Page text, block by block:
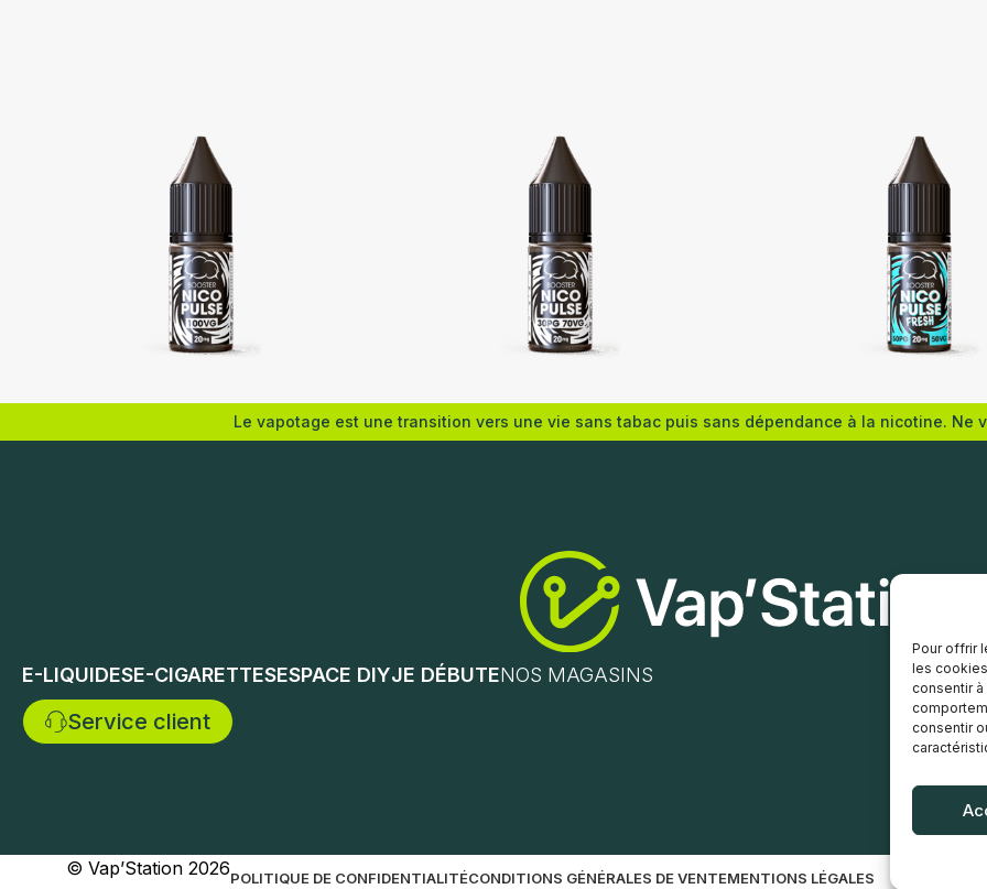
Pour offrir
les
consentir
consentir
Le vapotage est une transition vers une vie sans tabac puis sans dépendance à la nicotine. Ne
E-LIQUIDESE-CIGARETTESESPACE DIYJE DÉBUTENOS MAGASINS
Service client
© Vap’Station 2026POLITIQUE DE CONFIDENTIALITÉCONDITIONS GÉNÉRALES DE VENTEMENTIONS LÉGALES